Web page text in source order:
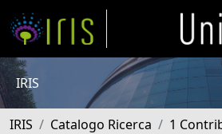
IRIS
IRIS Catalogo Ricerca
1